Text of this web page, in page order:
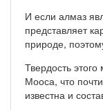
И если алмаз
представляет
природе,
Твердость
Мооса, что
известна и